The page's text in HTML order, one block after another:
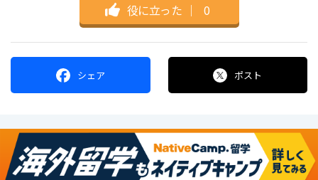
役に立った ｜ 0
シェア ポスト